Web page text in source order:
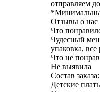
отправляем
*
Отзывы о нас
Что
Чудесный
упаковка, все
Что не
Не выявила
Состав заказа:
Детские